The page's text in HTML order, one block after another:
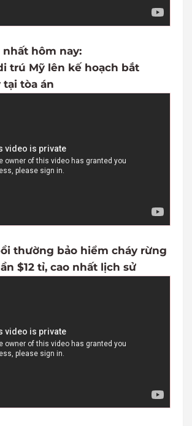
nhất hôm nay:
trú Mỹ lên kế hoạch bắt
tòa án
thường bảo hiểm cháy rừng
$12 tỉ, cao nhất lịch sử